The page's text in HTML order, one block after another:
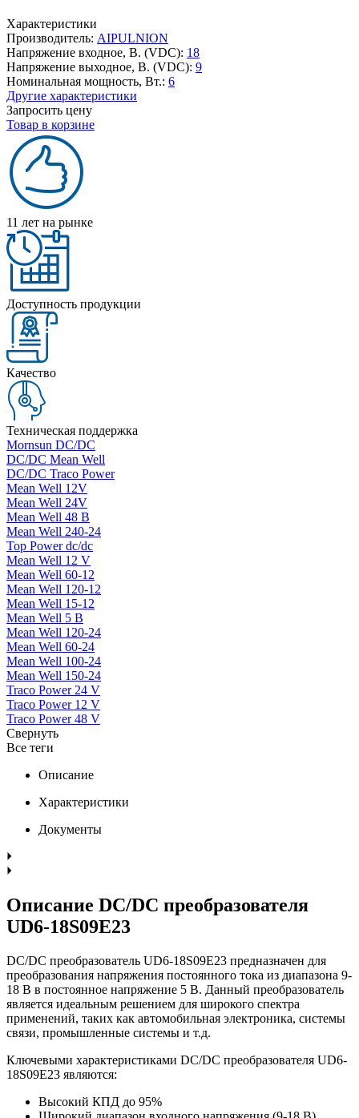
Характеристики
Производитель: AIPULNION
Напряжение входное, В. (VDC): 18
Напряжение выходное, В. (VDC): 9
Номинальная мощность, Вт.: 6
Другие характеристики
Запросить цену
Товар в корзине
11 лет на рынке
Доступность продукции
Качество
Техническая поддержка
Mornsun DC/DC
DC/DC Mean Well
DC/DC Traco Power
Mean Well 12V
Mean Well 24V
Mean Well 48 В
Mean Well 240-24
Top Power dc/dc
Mean Well 12 V
Mean Well 60-12
Mean Well 120-12
Mean Well 15-12
Mean Well 5 В
Mean Well 120-24
Mean Well 60-24
Mean Well 100-24
Mean Well 150-24
Traco Power 24 V
Traco Power 12 V
Traco Power 48 V
Свернуть
Все теги
Описание
Характеристики
Документы
Описание DC/DC преобразователя
UD6-18S09E23
DC/DC преобразователь UD6-18S09E23 предназначен для
преобразования напряжения постоянного тока из диапазона 9-
18 В в постоянное напряжение 5 В. Данный преобразователь
является идеальным решением для широкого спектра
применений, таких как автомобильная электроника, системы
связи, промышленные системы и т.д.
Ключевыми характеристиками DC/DC преобразователя UD6-
18S09E23 являются:
Высокий КПД до 95%